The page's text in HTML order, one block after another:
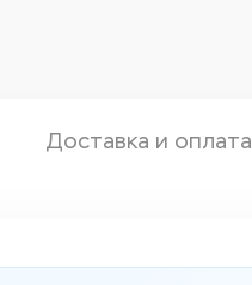
Доставка и оплата